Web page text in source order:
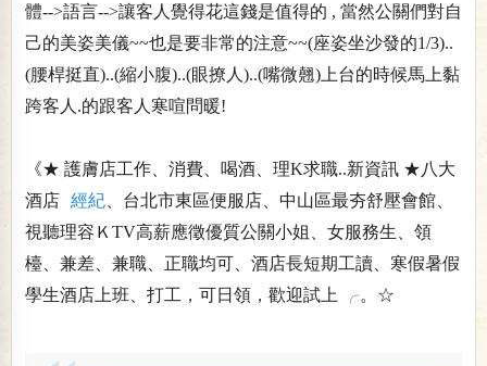
體-->語言-->讓客人覺得花這錢是值得的 , 當然公關們對自
己的美姿美儀~~也是要非常的注意~~(座姿坐沙發的1/3)..
(腰桿挺直)..(縮小腹)..(眼撩人)..(嘴微翹)上台的時候馬上黏
跨客人.的跟客人寒喧問暖!
《★ 護膚店工作、消費、喝酒、理K求職..新資訊 ★八大
酒店 經紀 、台北市東區便服店、中山區最夯舒壓會館、
視聽理容ＫTV高薪應徵優質公關小姐、女服務生、領
檯、兼差、兼職、正職均可、酒店長短期工讀、寒假暑假
學生酒店上班、打工，可日領，歡迎試上 ╭。☆